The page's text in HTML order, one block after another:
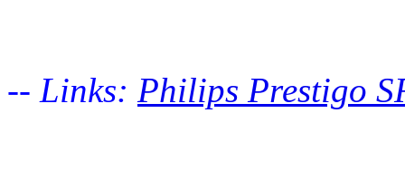
-- Links: Philips Prestigo